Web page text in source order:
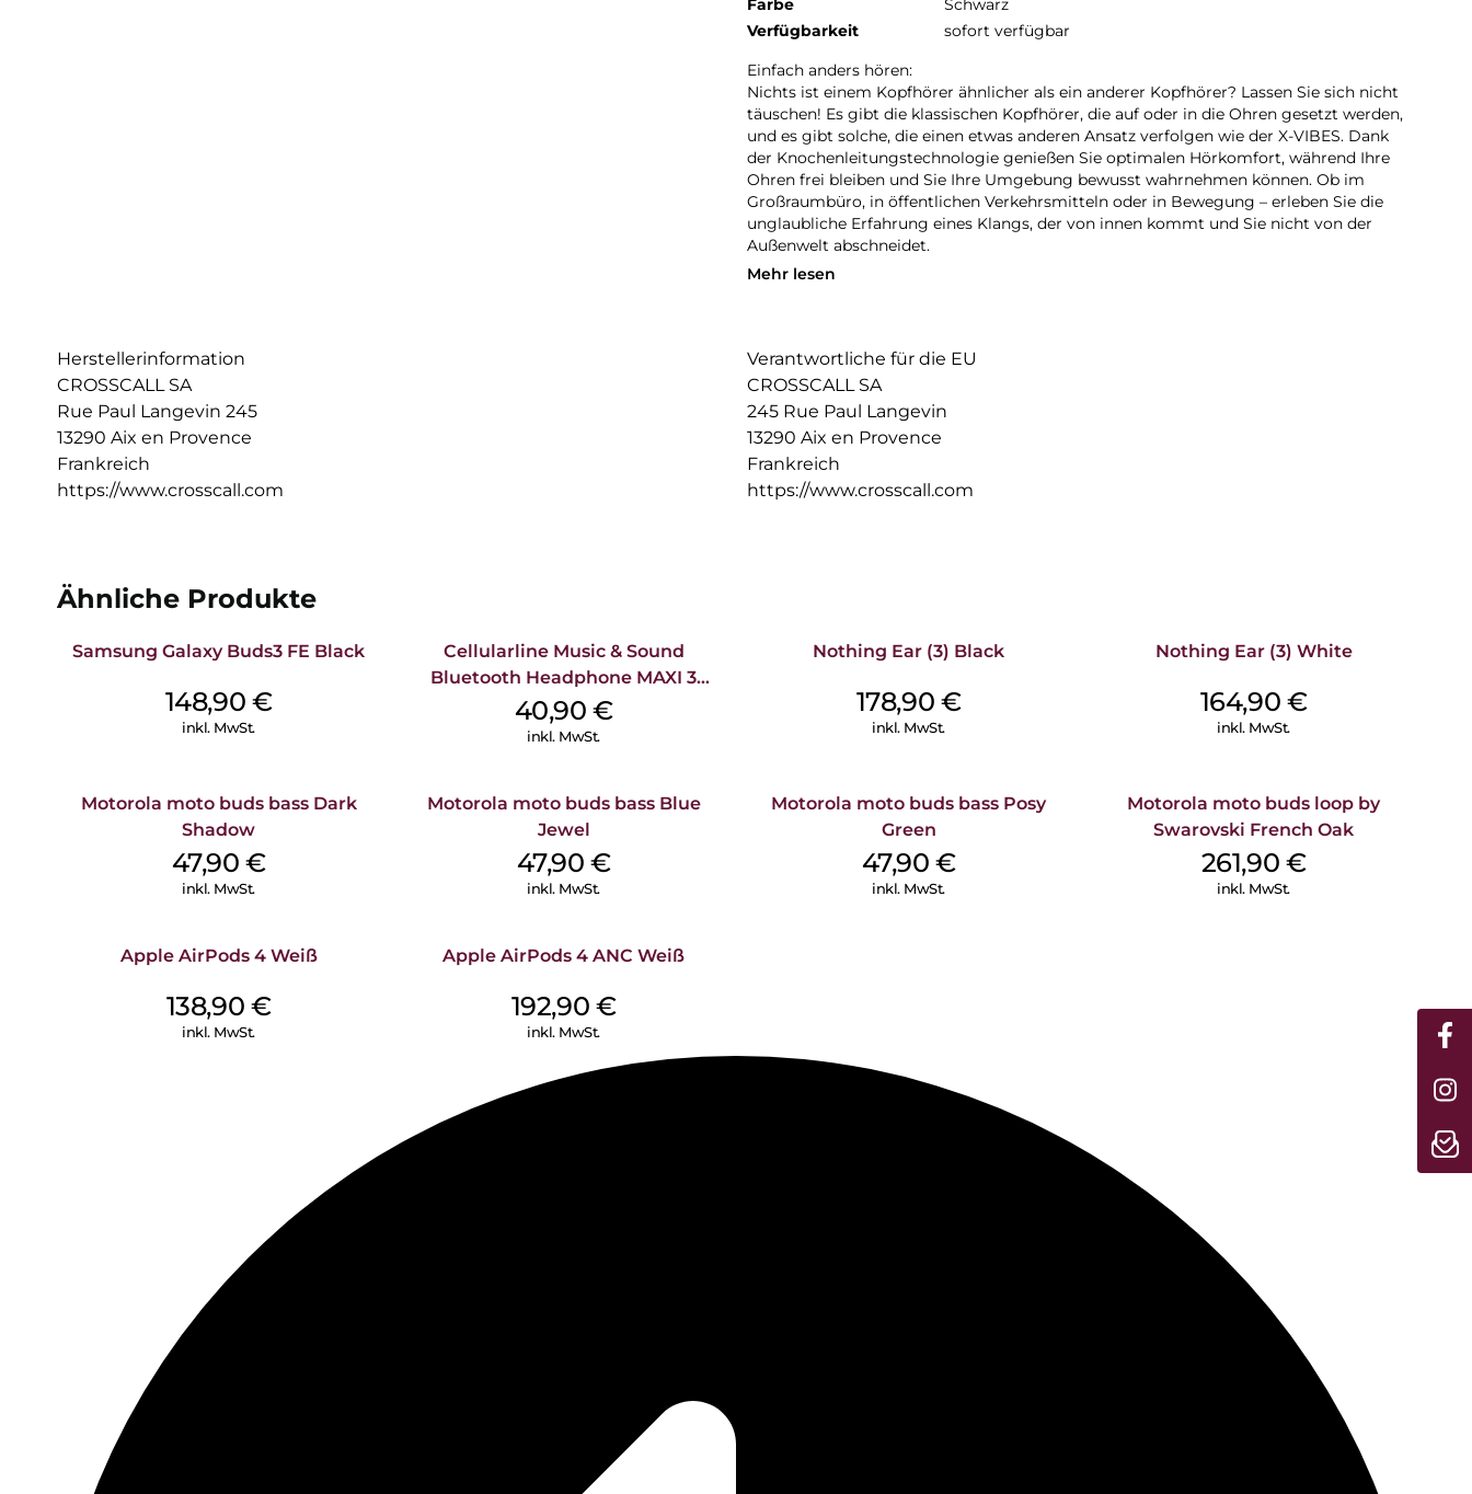
Farbe
Schwarz
Verfügbarkeit
sofort verfügbar
Einfach anders hören:
Nichts ist einem Kopfhörer ähnlicher als ein anderer Kopfhörer? Lassen Sie sich nicht
täuschen! Es gibt die klassischen Kopfhörer, die auf oder in die Ohren gesetzt werden,
und es gibt solche, die einen etwas anderen Ansatz verfolgen wie der X-VIBES. Dank
der Knochenleitungstechnologie genießen Sie optimalen Hörkomfort, während Ihre
Ohren frei bleiben und Sie Ihre Umgebung bewusst wahrnehmen können. Ob im
Großraumbüro, in öffentlichen Verkehrsmitteln oder in Bewegung – erleben Sie die
unglaubliche Erfahrung eines Klangs, der von innen kommt und Sie nicht von der
Außenwelt abschneidet.
Der X-VIBES ist das ideale Bluetooth-Headset für eine klare und effektive
auch eine lange Akkulaufzeit.
eine innovative Erfahrung mit vielen Vorteilen
dank der ergonomischen Gestaltung und Positionierung der Mikrofone, die für den
Einsatz in besonders geräuschvollen Umgebungen entwickelt wurden.
um sofort und gleichzeitig mit mehreren Personen zu kommunizieren.
Mehr lesen
Herstellerinformation
CROSSCALL SA
Rue Paul Langevin 245
13290 Aix en Provence
Frankreich
https://www.crosscall.com
Verantwortliche für die EU
CROSSCALL SA
245 Rue Paul Langevin
13290 Aix en Provence
Frankreich
https://www.crosscall.com
Ähnliche Produkte
Samsung Galaxy Buds3 FE Black
148,90 €
inkl. MwSt.
Cellularline Music & Sound
Bluetooth Headphone MAXI 3
Purple
40,90 €
inkl. MwSt.
Nothing Ear (3) Black
178,90 €
inkl. MwSt.
Nothing Ear (3) White
164,90 €
inkl. MwSt.
Motorola moto buds bass Dark
Shadow
47,90 €
inkl. MwSt.
Motorola moto buds bass Blue
Jewel
47,90 €
inkl. MwSt.
Motorola moto buds bass Posy
Green
47,90 €
inkl. MwSt.
Motorola moto buds loop by
Swarovski French Oak
261,90 €
inkl. MwSt.
Apple AirPods 4 Weiß
138,90 €
inkl. MwSt.
Apple AirPods 4 ANC Weiß
192,90 €
inkl. MwSt.